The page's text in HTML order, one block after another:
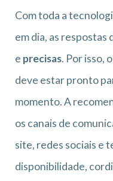
Com toda a
em dia, as respostas
e precisas. Por isso,
deve estar pronto
momento. A
os canais de
site, redes sociais e
disponibilidade,